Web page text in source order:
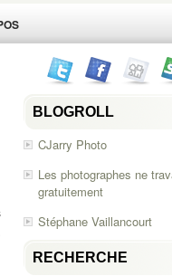
BLOGROLL
CJarry Photo
Les photographes ne
gratuitement
Stéphane Vaillancourt
RECHERCHE